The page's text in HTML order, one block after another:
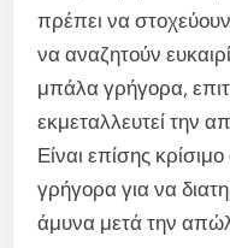
πρέπει να
να αναζητούν
μπάλα γρήγορα,
εκμεταλλευτεί την
Είναι επίσης
γρήγορα για να
άμυνα μετά την